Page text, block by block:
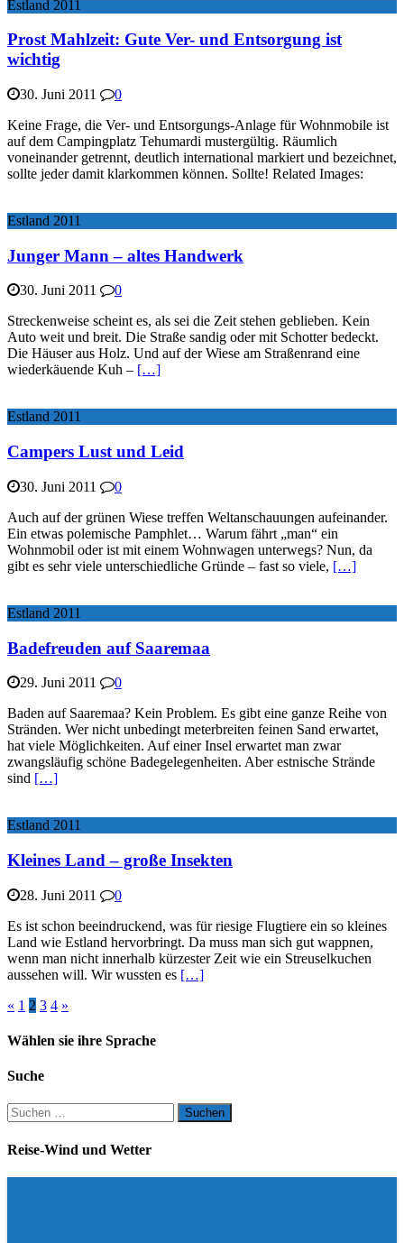
Estland 2011
Prost Mahlzeit: Gute Ver- und Entsorgung ist
wichtig
30. Juni 2011
0
Keine Frage, die Ver- und Entsorgungs-Anlage für Wohnmobile ist
auf dem Campingplatz Tehumardi mustergültig. Räumlich
voneinander getrennt, deutlich international markiert und bezeichnet,
sollte jeder damit klarkommen können. Sollte! Related Images:
Estland 2011
Junger Mann – altes Handwerk
30. Juni 2011
0
Streckenweise scheint es, als sei die Zeit stehen geblieben. Kein
Auto weit und breit. Die Straße sandig oder mit Schotter bedeckt.
Die Häuser aus Holz. Und auf der Wiese am Straßenrand eine
wiederkäuende Kuh – […]
Estland 2011
Campers Lust und Leid
30. Juni 2011
0
Auch auf der grünen Wiese treffen Weltanschauungen aufeinander.
Ein etwas polemische Pamphlet… Warum fährt „man“ ein
Wohnmobil oder ist mit einem Wohnwagen unterwegs? Nun, da
gibt es sehr viele unterschiedliche Gründe – fast so viele, […]
Estland 2011
Badefreuden auf Saaremaa
29. Juni 2011
0
Baden auf Saaremaa? Kein Problem. Es gibt eine ganze Reihe von
Stränden. Wer nicht unbedingt meterbreiten feinen Sand erwartet,
hat viele Möglichkeiten. Auf einer Insel erwartet man zwar
zwangsläufig schöne Badegelegenheiten. Aber estnische Strände
sind […]
Estland 2011
Kleines Land – große Insekten
28. Juni 2011
0
Es ist schon beeindruckend, was für riesige Flugtiere ein so kleines
Land wie Estland hervorbringt. Da muss man sich gut wappnen,
wenn man nicht innerhalb kürzester Zeit wie ein Streuselkuchen
aussehen will. Wir wussten es […]
« 1 2 3 4 »
Wählen sie ihre Sprache
Suche
Suchen
nach:
Reise-Wind und Wetter